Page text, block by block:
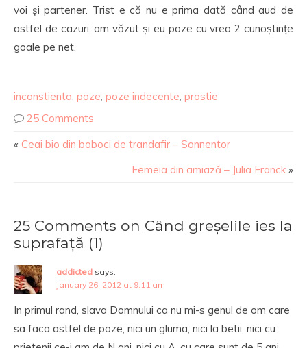
voi și partener. Trist e că nu e prima dată când aud de
astfel de cazuri, am văzut și eu poze cu vreo 2 cunoștințe
goale pe net.
inconstienta, poze, poze indecente, prostie
25 Comments
« Ceai bio din boboci de trandafir – Sonnentor
Femeia din amiază – Julia Franck »
25 Comments on Când greșelile ies la
suprafață (1)
addicted says:
January 26, 2012 at 9:11 am
In primul rand, slava Domnului ca nu mi-s genul de om care
sa faca astfel de poze, nici un gluma, nici la betii, nici cu